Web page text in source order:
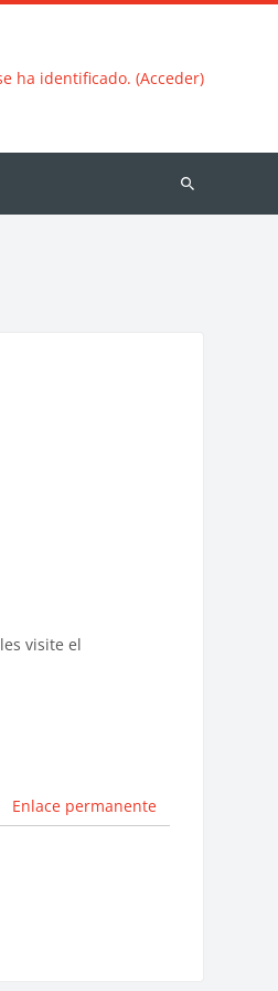
ha identificado. (Acceder)
Buscar
visite el
Enlace permanente